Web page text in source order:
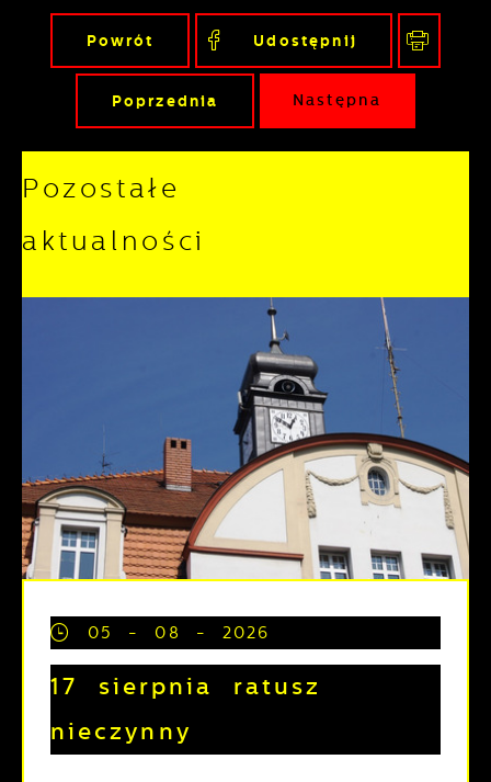
Powrót Udostępnij
Poprzednia Następna
Pozostałe
aktualności
05 - 08 - 2026
17 sierpnia ratusz
nieczynny